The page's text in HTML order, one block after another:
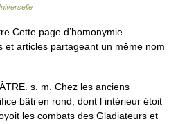
Cette page d’homonymie
et articles partageant un même nom
s. m. Chez les anciens
bâti en rond, dont l intérieur étoit
les combats des Gladiateurs et